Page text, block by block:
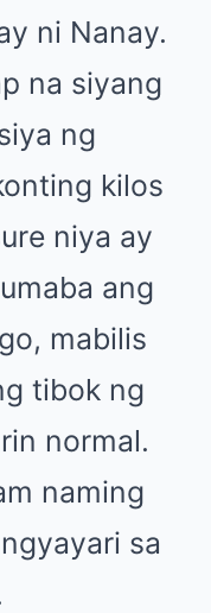
ni Nanay.
na siyang
ng
kilos
niya ay
ang
mabilis
tibok ng
normal.
naming
sa